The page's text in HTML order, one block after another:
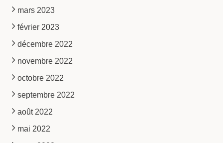
mars 2023
février 2023
décembre 2022
novembre 2022
octobre 2022
septembre 2022
août 2022
mai 2022